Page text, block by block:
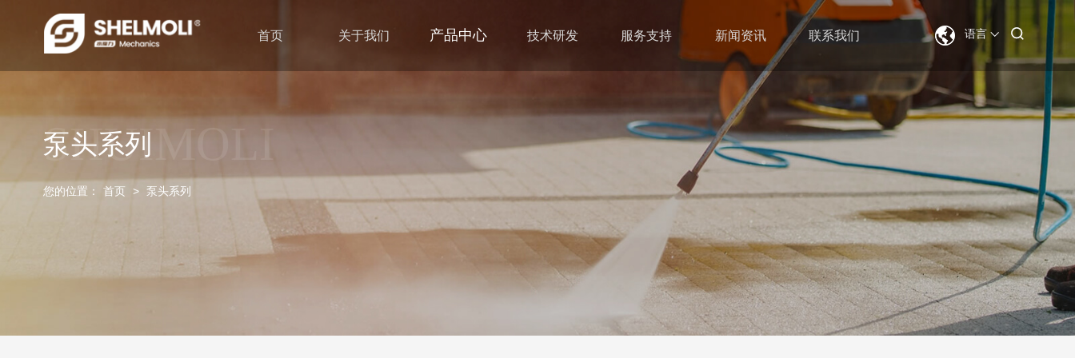
语言
首页 关于我们 产品中心 技术研发 服务支持 新闻资讯 联系我们
SHUIMOLI
泵头系列
您的位置： 首页 > 泵头系列